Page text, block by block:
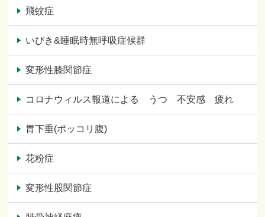
飛蚊症
いびき&睡眠時無呼吸症候群
変形性膝関節症
コロナウィルス報道による うつ 不安感 疲れ
胃下垂(ポッコリ腹)
花粉症
変形性股関節症